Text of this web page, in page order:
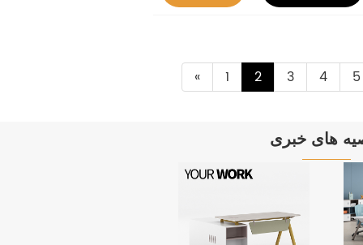
« 1 2 3 4 5
های خبری